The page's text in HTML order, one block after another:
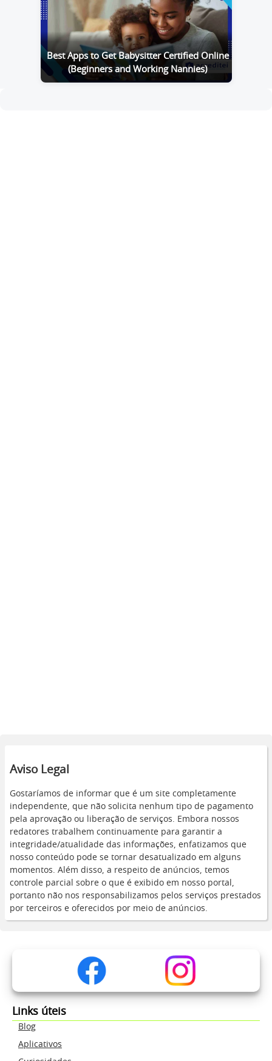
Best Apps to Get Babysitter Certified Online
(Beginners and Working Nannies)
Aviso Legal
Gostaríamos de informar que é um site completamente
independente, que não solicita nenhum tipo de pagamento
pela aprovação ou liberação de serviços. Embora nossos
redatores trabalhem continuamente para garantir a
integridade/atualidade das informações, enfatizamos que
nosso conteúdo pode se tornar desatualizado em alguns
momentos. Além disso, a respeito de anúncios, temos
controle parcial sobre o que é exibido em nosso portal,
portanto não nos responsabilizamos pelos serviços prestados
por terceiros e oferecidos por meio de anúncios.
Links úteis
Blog
Aplicativos